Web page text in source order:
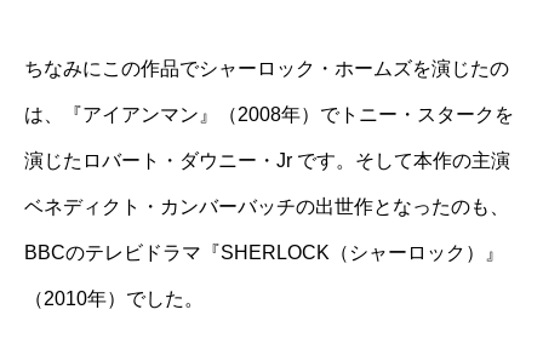
ちなみにこの作品でシャーロック・ホームズを演じたの
は、『アイアンマン』（2008年）でトニー・スタークを
演じたロバート・ダウニー・Jr です。そして本作の主演
ベネディクト・カンバーバッチの出世作となったのも、
BBCのテレビドラマ『SHERLOCK（シャーロック）』
（2010年）でした。